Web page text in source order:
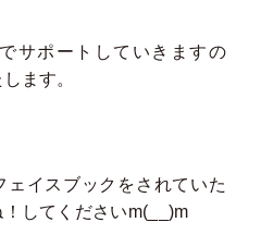
サポートしていきますの
ます。
ェイスブックをされていた
してくださいm(__)m